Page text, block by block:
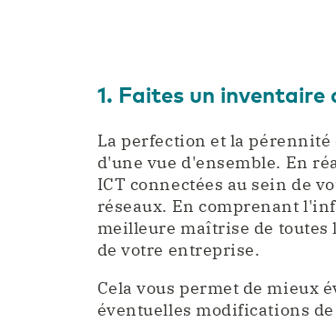
1. Faites un
La perfection et la
d'une vue d'ensemble. En
ICT connectées au sein de
réseaux. En comprenant
meilleure maîtrise de toutes
de votre entreprise.
Cela vous permet de mieux
éventuelles modifications